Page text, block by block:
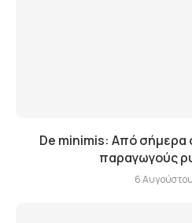
De minimis: Από σήμερα
παραγωγούς
6